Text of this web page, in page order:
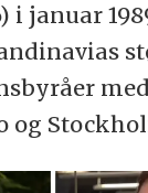
i januar
og